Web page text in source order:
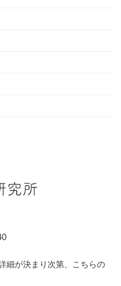
細が決まり次第、こちらの